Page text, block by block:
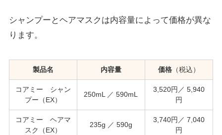
シャンプーとヘアマスクは内容量によって価格が異な
ります。
製品名 内容量 価格（税込）
コアミー シャン
プー（EX）
250mL ／ 590mL
3,520円／ 5,940
円
コアミー ヘアマ
スク（EX）
235g ／ 590g
3,740円／ 7,040
円